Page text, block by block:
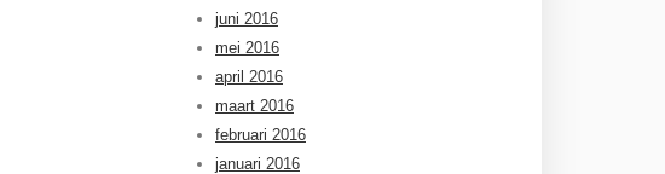
juni 2016
mei 2016
april 2016
maart 2016
februari 2016
januari 2016